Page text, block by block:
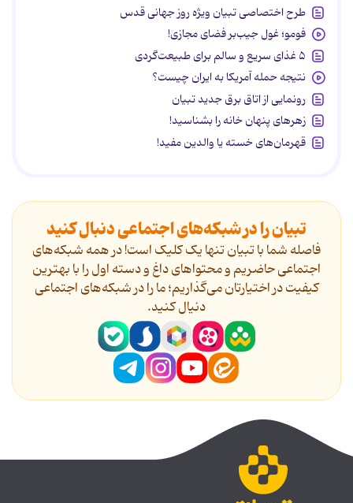
طرح اختصاصی تبیان ویژه روز جهانی قدس
فومو؛ غول جیب‌بر فضای مجازی!
۵ غذای سریع و سالم برای طبیعت‌گردی
نتیجه حمله آمریکا به ایران چیست؟
رونمایی از اتاق برق جدید تبیان
زهرهای پنهان خانه را بشناسید!
قهرمان‌های خسته یا والدین مفید!
تبیان را در شبکه‌های اجتماعی دنبال کنید
فاصله شما با تبیان تنها یک کلیک است! در همه شبکه‌های
اجتماعی حاضریم و محتواهای داغ و دسته اول را با بهترین
کیفیت در اختیارتان می‌گذاریم؛ ما را در شبکه‌های اجتماعی
دنیال کنید.